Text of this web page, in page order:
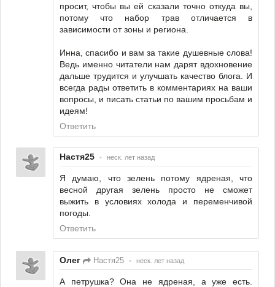
просит, чтобы вы ей сказали точно откуда вы,
потому что набор трав отличается в
зависимости от зоны и региона.
Инна, спасибо и вам за такие душевные слова!
Ведь именно читатели нам дарят вдохновение
дальше трудится и улучшать качество блога. И
всегда рады ответить в комментариях на ваши
вопросы, и писать статьи по вашим просьбам и
идеям!
Ответить
Настя25 • неск. лет назад
Я думаю, что зелень потому ядреная, что
весной другая зелень просто не сможет
выжить в условиях холода и переменчивой
погоды.
Ответить
Олег Настя25 • неск. лет назад
А петрушка? Она не ядреная, а уже есть.